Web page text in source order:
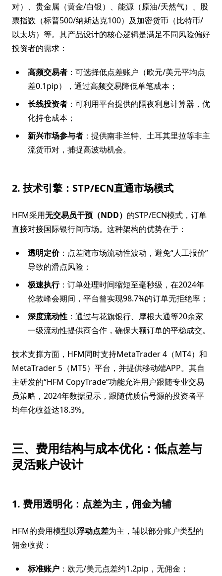
对）、贵金属（黄金/白银）、能源（原油/天然气）、股
票指数（标普500/纳斯达克100）及加密货币（比特币/
以太坊）等。其产品设计的核心逻辑是满足不同风险偏好
投资者的需求：
高频交易者 ：可选择低点差账户（欧元/美元平均点
差0.1pip），通过高频交易降低单笔成本；
长线投资者 ：可利用平台提供的隔夜利息计算器，优
化持仓成本；
新兴市场参与者 ：提供南非兰特、土耳其里拉等非主
流货币对，捕捉高波动机会。
2. 技术引擎：STP/ECN直通市场模式
HFM采用无交易员干预（NDD） 的STP/ECN模式，订单
直接对接国际银行间市场。这种架构的优势在于：
透明定价：点差随市场流动性波动，避免“人工报价”
导致的滑点风险；
极速执行：订单处理时间缩短至毫秒级，在2024年
伦敦峰会期间，平台曾实现98.7%的订单无拒绝率；
深度流动性 ：通过与花旗银行、摩根大通等20余家
一级流动性提供商合作，确保大额订单的平稳成交。
技术支撑方面，HFM同时支持MetaTrader 4（MT4）和
MetaTrader 5（MT5）平台，并提供移动端APP。其自
主研发的“HFM CopyTrade”功能允许用户跟随专业交易
员策略，2024年数据显示，跟随优质信号源的投资者平
均年化收益达18.3%。
三、费用结构与成本优化：低点差与
灵活账户设计
1. 费用透明化：点差为主，佣金为辅
HFM的费用模型以浮动点差为主，辅以部分账户类型的
佣金收费：
标准账户 ：欧元/美元点差约1.2pip，无佣金；